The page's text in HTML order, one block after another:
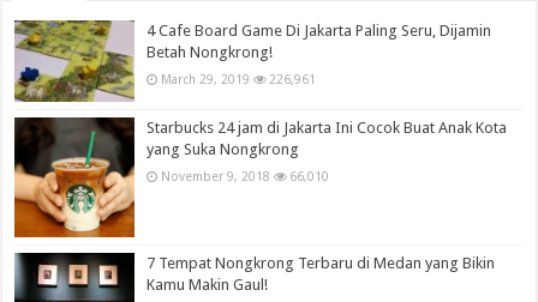
4 Cafe Board Game Di Jakarta Paling Seru, Dijamin
Betah Nongkrong!
March 29, 2019 226,961
Starbucks 24 jam di Jakarta Ini Cocok Buat Anak Kota
yang Suka Nongkrong
November 9, 2018 66,010
7 Tempat Nongkrong Terbaru di Medan yang Bikin
Kamu Makin Gaul!